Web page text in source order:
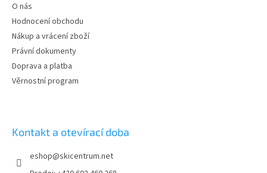
O nás
Hodnocení obchodu
Nákup a vrácení zboží
Právní dokumenty
Doprava a platba
Věrnostní program
Kontakt a otevírací doba
eshop@skicentrum.net